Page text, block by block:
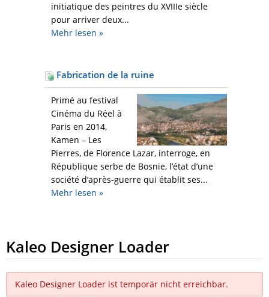
initiatique des peintres du XVIIIe siècle
pour arriver deux...
Mehr lesen »
Fabrication de la ruine
Primé au festival
Cinéma du Réel à
Paris en 2014,
Kamen – Les
Pierres, de Florence Lazar, interroge, en
République serbe de Bosnie, l’état d’une
société d’après-guerre qui établit ses...
Mehr lesen »
Kaleo Designer Loader
Kaleo Designer Loader ist temporär nicht erreichbar.